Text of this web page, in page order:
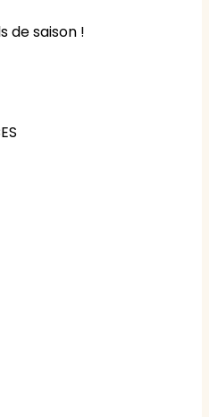
de saison !